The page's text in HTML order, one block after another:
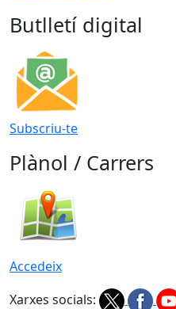
Butlletí digital
Subscriu-te
Plànol / Carrers
Accedeix
Xarxes socials: